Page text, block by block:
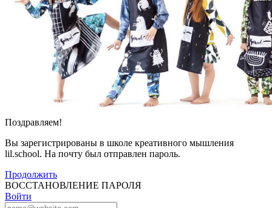
Поздравляем!
Вы зарегистрированы в школе креативного мышления
lil.school. На почту был отправлен пароль.
Продолжить
ВОССТАНОВЛЕНИЕ ПАРОЛЯ
Войти